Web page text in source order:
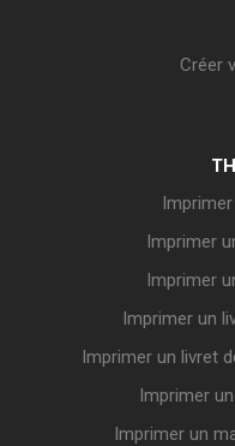
Créer
Imprimer
Imprimer
Imprimer un
Imprimer un livret
Imprimer
Imprimer un